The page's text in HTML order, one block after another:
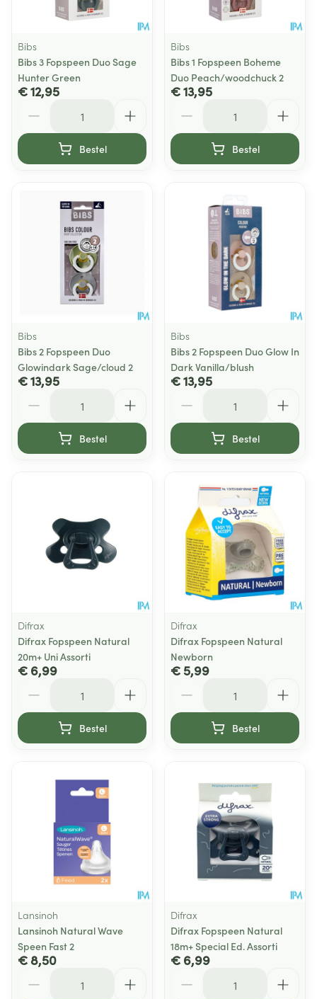
Bibs
Bibs 3 Fopspeen Duo Sage
Hunter Green
€ 12,95
Bestel
Bibs
Bibs 1 Fopspeen Boheme
Duo Peach/woodchuck 2
€ 13,95
Bestel
Bibs
Bibs 2 Fopspeen Duo
Glowindark Sage/cloud 2
€ 13,95
Bestel
Bibs
Bibs 2 Fopspeen Duo Glow In
Dark Vanilla/blush
€ 13,95
Bestel
Difrax
Difrax Fopspeen Natural
20m+ Uni Assorti
€ 6,99
Bestel
Difrax
Difrax Fopspeen Natural
Newborn
€ 5,99
Bestel
Lansinoh
Lansinoh Natural Wave
Speen Fast 2
€ 8,50
Difrax
Difrax Fopspeen Natural
18m+ Special Ed. Assorti
€ 6,99